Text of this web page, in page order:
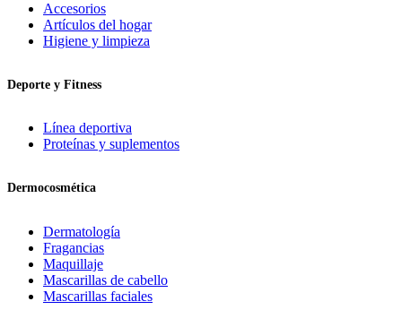
Accesorios
Artículos del hogar
Higiene y limpieza
Deporte y Fitness
Línea deportiva
Proteínas y suplementos
Dermocosmética
Dermatología
Fragancias
Maquillaje
Mascarillas de cabello
Mascarillas faciales